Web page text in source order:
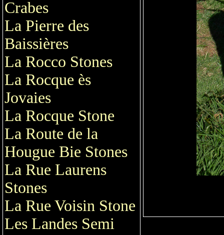
Crabes
La Pierre des
Baissières
La Rocco Stones
La Rocque ès
Jovaies
La Rocque Stone
La Route de la
Hougue Bie Stones
La Rue Laurens
Stones
La Rue Voisin Stone
Les Landes Semi